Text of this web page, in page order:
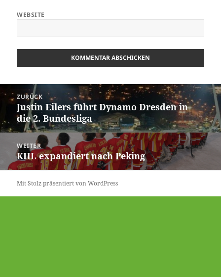
WEBSITE
Beitrags-
Navigation
ZURÜCK
Vorheriger
Beitrag:
Justin Eilers führt Dynamo Dresden in
die 2. Bundesliga
WEITER
Nächster
Beitrag:
KHL expandiert nach Peking
Mit Stolz präsentiert von WordPress